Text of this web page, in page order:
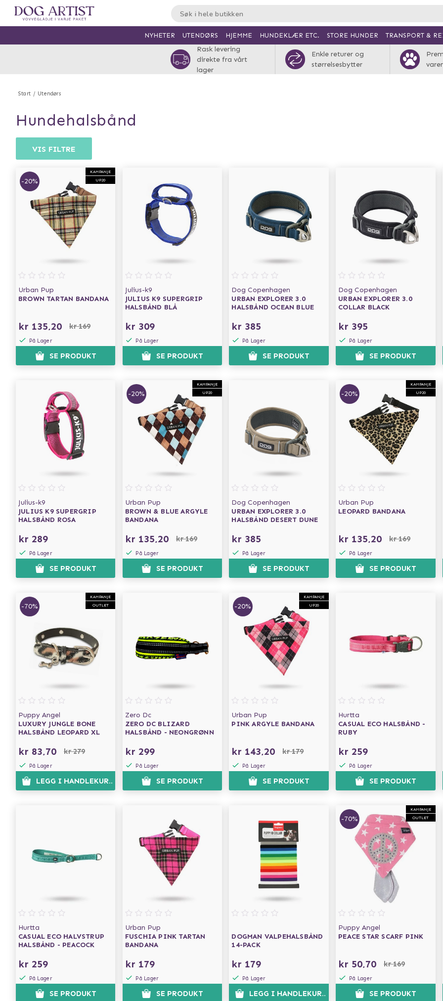
Start Utendørs
hundehalsbånd
VIS FILTRE
KAMPANJE
UP20
-20%
Urban Pup
BROWN TARTAN BANDANA
kr 135,20 kr 169
På Lager
SE PRODUKT
Julius-k9
JULIUS K9 SUPERGRIP
HALSBÅND BLÅ
kr 309
På Lager
SE PRODUKT
Dog Copenhagen
URBAN EXPLORER 3.0
HALSBÅND OCEAN BLUE
kr 385
På Lager
SE PRODUKT
Dog Copenhagen
URBAN EXPLORER 3.0
COLLAR BLACK
kr 395
På Lager
SE PRODUKT
Julius-k9
JULIUS K9 SUPERGRIP
HALSBÅND ROSA
kr 289
På Lager
SE PRODUKT
KAMPANJE
UP20
-20%
Urban Pup
BROWN & BLUE ARGYLE
BANDANA
kr 135,20 kr 169
På Lager
SE PRODUKT
Dog Copenhagen
URBAN EXPLORER 3.0
HALSBÅND DESERT DUNE
kr 385
På Lager
SE PRODUKT
KAMPANJE
UP20
-20%
Urban Pup
LEOPARD BANDANA
kr 135,20 kr 169
På Lager
SE PRODUKT
KAMPANJE
OUTLET
-70%
Puppy Angel
LUXURY JUNGLE BONE
HALSBÅND LEOPARD XL
kr 83,70 kr 279
På Lager
LEGG I HANDLEKURVEN
Zero Dc
ZERO DC BLIZARD
HALSBÅND - NEONGRØNN
kr 299
På Lager
SE PRODUKT
KAMPANJE
UP20
-20%
Urban Pup
PINK ARGYLE BANDANA
kr 143,20 kr 179
På Lager
SE PRODUKT
Hurtta
CASUAL ECO HALSBÅND -
RUBY
kr 259
På Lager
SE PRODUKT
Hurtta
CASUAL ECO HALVSTRUP
HALSBÅND - PEACOCK
kr 259
På Lager
SE PRODUKT
Urban Pup
FUSCHIA PINK TARTAN
BANDANA
kr 179
På Lager
SE PRODUKT
DOGMAN VALPEHALSBÅND
14-PACK
kr 179
På Lager
LEGG I HANDLEKURVEN
KAMPANJE
OUTLET
-70%
Puppy Angel
PEACE STAR SCARF PINK
kr 50,70 kr 169
På Lager
SE PRODUKT
NYHETER UTENDØRS HJEMME HUNDEKLÆR ETC. STORE HUNDER TRANSPORT &
Rask levering
direkte fra vårt
lager
Enkle returer og
størrelsesbytter